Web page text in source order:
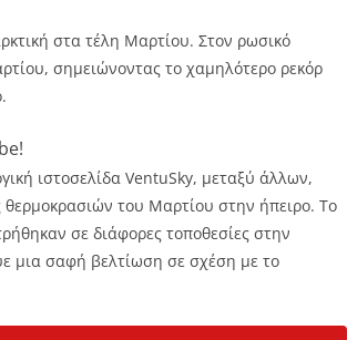
στα τέλη Μαρτίου. Στον ρωσικό
σημειώνοντας το χαμηλότερο ρεκόρ
ιστοσελίδα VentuSky, μεταξύ άλλων,
θερμοκρασιών του Μαρτίου στην ήπειρο. Το
σε διάφορες τοποθεσίες στην
μια σαφή βελτίωση σε σχέση με το